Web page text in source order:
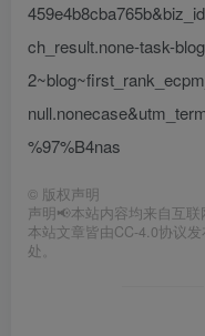
ch_result.none-task-
%97%B4nas
© 版权声明
声明📢本站内容均来自互联
本站文章皆由CC-4.0协议
处。